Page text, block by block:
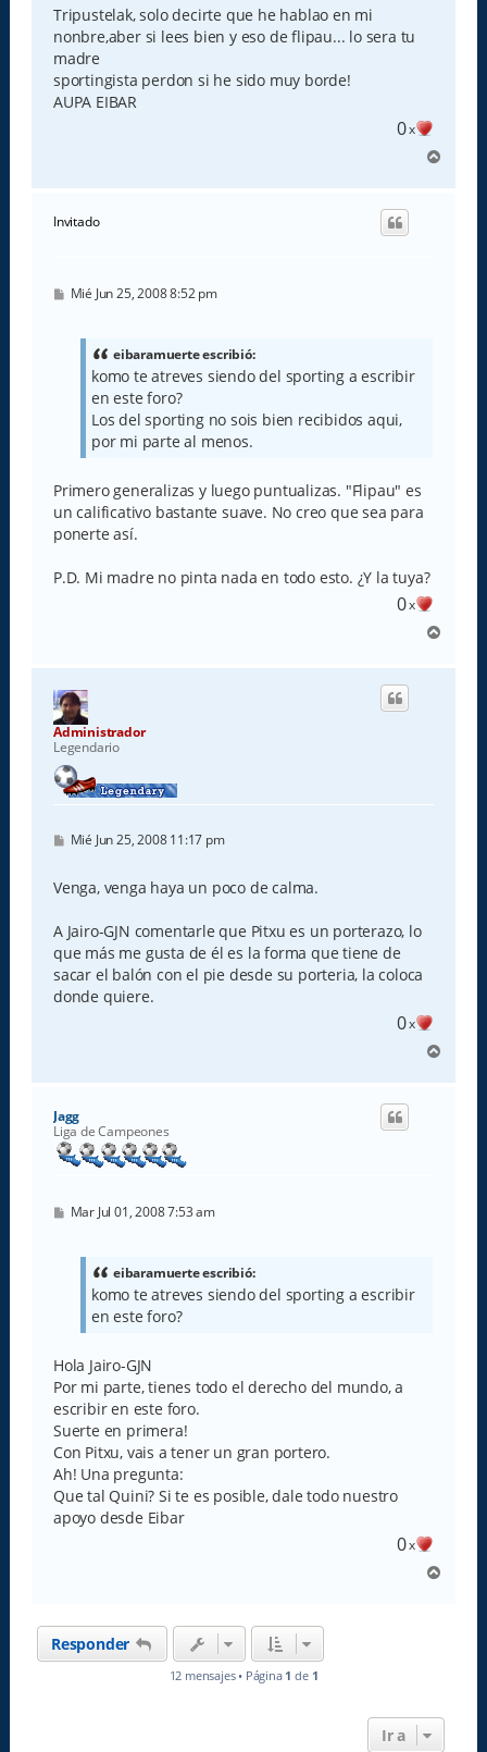
s
a
j
e
Tripustelak, solo decirte que he hablao en mi
nonbre,aber si lees bien y eso de flipau... lo sera tu
madre
sportingista perdon si he sido muy borde!
AUPA EIBAR
0x
r
Invitado
M
Mié Jun 25, 2008 8:52 pm
eibaramuerte escribió:
komo te atreves siendo del sporting a escribir
en este foro?
Los del sporting no sois bien recibidos aqui,
por mi parte al menos.
Primero generalizas y luego puntualizas. "Flipau" es
un calificativo bastante suave. No creo que sea para
ponerte así.
P.D. Mi madre no pinta nada en todo esto. ¿Y la tuya?
0x
r
Administrador
Legendario
M
s
a
e
Mié Jun 25, 2008 11:17 pm
Venga, venga haya un poco de calma.
A Jairo-GJN comentarle que Pitxu es un porterazo, lo
que más me gusta de él es la forma que tiene de
sacar el balón con el pie desde su porteria, la coloca
donde quiere.
0x
r
Jagg
Liga de Campeones
M
Mar Jul 01, 2008 7:53 am
eibaramuerte escribió:
komo te atreves siendo del sporting a escribir
en este foro?
Hola Jairo-GJN
Por mi parte, tienes todo el derecho del mundo, a
escribir en este foro.
Suerte en primera!
Con Pitxu, vais a tener un gran portero.
Ah! Una pregunta:
Que tal Quini? Si te es posible, dale todo nuestro
apoyo desde Eibar
0x
Responder
12 mensajes • Página 1 de 1
Ir a